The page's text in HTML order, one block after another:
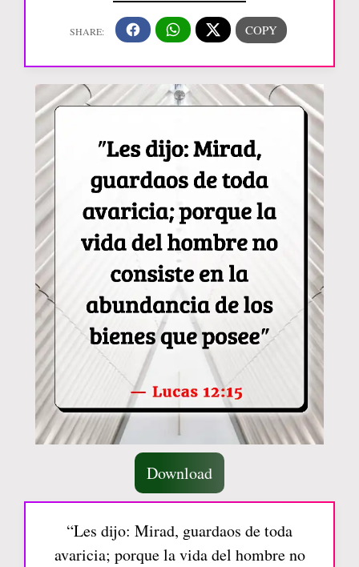
Download
“Les dijo: Mirad, guardaos de toda
avaricia; porque la vida del hombre no